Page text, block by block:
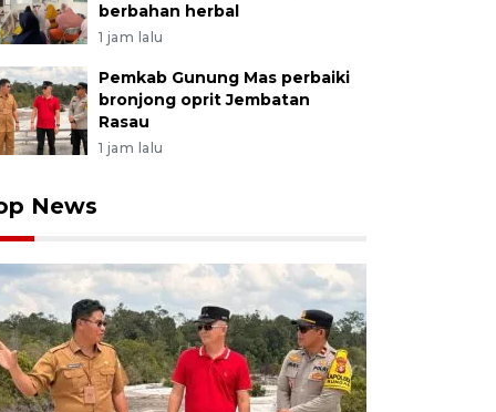
berbahan herbal
1 jam lalu
Pemkab Gunung Mas perbaiki
bronjong oprit Jembatan
Rasau
1 jam lalu
News